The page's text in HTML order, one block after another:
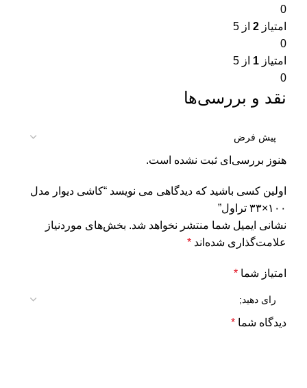
0
امتیاز 2 از 5
0
امتیاز 1 از 5
0
نقد و بررسی‌ها
هنوز بررسی‌ای ثبت نشده است.
اولین کسی باشید که دیدگاهی می نویسد “کاشی دیوار مدل
۱۰۰×۳۳ تراول”
نشانی ایمیل شما منتشر نخواهد شد. بخش‌های موردنیاز
علامت‌گذاری شده‌اند *
امتیاز شما *
دیدگاه شما *